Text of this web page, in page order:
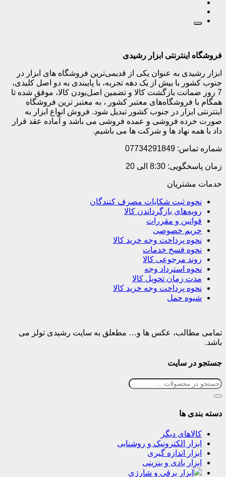
فروشگاه اینترنتی ابزار رشیدی
ابزار رشیدی به عنوان یکی از قدیمی‌ترین فروشگاه های ابزار در
جنوب کشور با بیش از یک دهه تجربه، با پایبندی به دو اصل کلیدی،
7 روز ضمانت بازگشت کالا و تضمین اصل‌بودن کالا، موفق شده تا
همگام با فروشگاه‌های معتبر کشور ، به معتبر ترین فروشگاه
اینترنتی ابزار در جنوب کشور تبدیل شود. فروش انواع ابزار به
صورت خرده فروشی و عمده فروشی می باشد و آماده عقد قرار
داد با همه نهاد ها و شرکت ها می باشیم.
شماره تماس: 07734291849
زمان پاسخگویی: 8:30 الی 20
خدمات مشتریان
نحوه ثبت شکایات مصرف کنندگان
رویه‌های بازگرداندن کالا
قوانین و مقررات
حریم خصوصی
نحوه پرداخت وجه خرید کالا
نحوه فسخ خدمات
روند مرجوعی کالا
نحوه استرداد وجه
مدت زمان تحویل کالا
نحوه پرداخت وجه خرید کالا
شیوه حمل
تمامی مطالب، عکس ها و… مطعلق به سایت رشیدی تولز می
باشد.
جستجو در سایت
دسته بندی ها
کالاهای دیگر
ابزار الکترونیک و روشنایی
ابزار اندازه گیری
ابزار بادی و بنزینی
ابزار برقی و شارژی